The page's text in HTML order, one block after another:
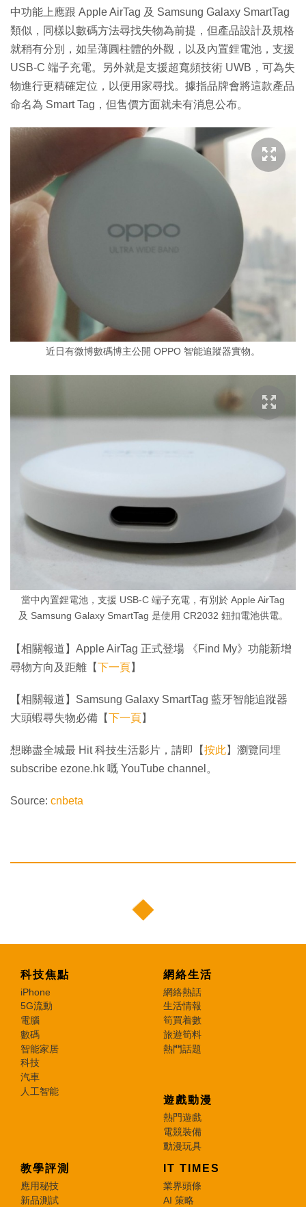
中功能上應跟 Apple AirTag 及 Samsung Galaxy SmartTag
類似，同樣以數碼方法尋找失物為前提，但產品設計及規格
就稍有分別，如呈薄圓柱體的外觀，以及內置鋰電池，支援
USB-C 端子充電。另外就是支援超寬頻技術 UWB，可為失
物進行更精確定位，以便用家尋找。據指品牌會將這款產品
命名為 Smart Tag，但售價方面就未有消息公布。
近日有微博數碼博主公開 OPPO 智能追蹤器實物。
當中內置鋰電池，支援 USB-C 端子充電，有別於 Apple AirTag
及 Samsung Galaxy SmartTag 是使用 CR2032 鈕扣電池供電。
【相關報道】Apple AirTag 正式登場 《Find My》功能新增
尋物方向及距離【下一頁】
【相關報道】Samsung Galaxy SmartTag 藍牙智能追蹤器
大頭蝦尋失物必備【下一頁】
想睇盡全城最 Hit 科技生活影片，請即【按此】瀏覽同埋
subscribe ezone.hk 嘅 YouTube channel。
Source: cnbeta
科技焦點
iPhone
5G流動
電腦
數碼
智能家居
科技
汽車
人工智能
網絡生活
網絡熱話
生活情報
筍買着數
旅遊筍料
熱門話題
遊戲動漫
熱門遊戲
電競裝備
動漫玩具
教學評測
應用秘技
新品測試
IT TIMES
業界頭條
AI 策略